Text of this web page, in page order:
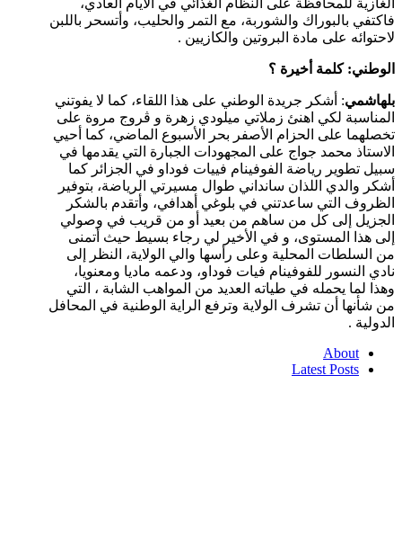
فاكتفي بالبوراك والشوربة، مع التمر والحليب، وأتسحر باللبن
لاحتوائه على مادة البروتين والكازيين .
الوطني: كلمة أخيرة ؟
بلهاشمي: أشكر جريدة الوطني على هذا اللقاء، كما لا يفوتني
المناسبة لكي اهنئ زملاتي ميلودي زهرة و ڨروج مروة على
تخصلهما على الحزام الأصفر بحر الأسبوع الماضي، كما أحيي
الاستاذ محمد جواج على المجهودات الجبارة التي يقدمها في
سبيل تطوير رياضة الفوفينام فييات فوداو في الجزائر كما
أشكر والدي اللذان سانداني طوال مسيرتي الرياضة، بتوفير
الظروف التي ساعدتني في بلوغي أهدافي، وأتقدم بالشكر
الجزيل إلى كل من ساهم من بعيد أو من قريب في وصولي
إلى هذا المستوى، و في الأخير لي رجاء بسيط حيث أتمنى
من السلطات المحلية وعلى رأسها والي الولاية، النظر إلى
نادي النسور للفوفينام فيات فوداو، ودعمه ماديا ومعنويا،
وهذا لما يحمله في طياته العديد من المواهب الشابة ، التي
من شأنها أن تشرف الولاية وترفع الراية الوطنية في المحافل
الدولية .
About
Latest Posts